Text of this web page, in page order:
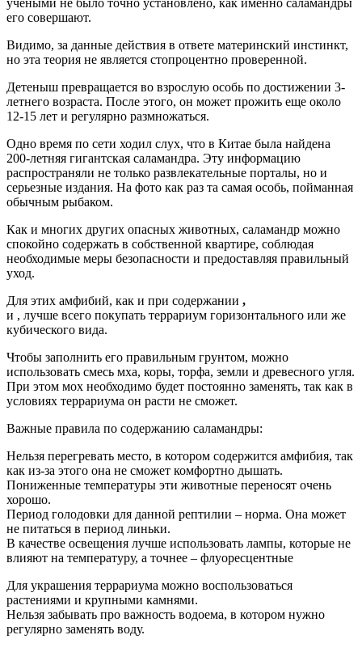
его совершают.
Видимо, за данные действия в ответе материнский инстинкт,
но эта теория не является стопроцентно проверенной.
Детеныш превращается во взрослую особь по достижении 3-
летнего возраста. После этого, он может прожить еще около
12-15 лет и регулярно размножаться.
Одно время по сети ходил слух, что в Китае была найдена
200-летняя гигантская саламандра. Эту информацию
распространяли не только развлекательные порталы, но и
серьезные издания. На фото как раз та самая особь, пойманная
обычным рыбаком.
Как и многих других опасных животных, саламандр можно
спокойно содержать в собственной квартире, соблюдая
необходимые меры безопасности и предоставляя правильный
уход.
Для этих амфибий, как и при содержании ,
и , лучше всего покупать террариум горизонтального или же
кубического вида.
Чтобы заполнить его правильным грунтом, можно
использовать смесь мха, коры, торфа, земли и древесного угля.
При этом мох необходимо будет постоянно заменять, так как в
условиях террариума он расти не сможет.
Важные правила по содержанию саламандры:
Нельзя перегревать место, в котором содержится амфибия, так
как из-за этого она не сможет комфортно дышать.
Пониженные температуры эти животные переносят очень
хорошо.
Период голодовки для данной рептилии – норма. Она может
не питаться в период линьки.
В качестве освещения лучше использовать лампы, которые не
влияют на температуру, а точнее – флуоресцентные
Для украшения террариума можно воспользоваться
растениями и крупными камнями.
Нельзя забывать про важность водоема, в котором нужно
регулярно заменять воду.